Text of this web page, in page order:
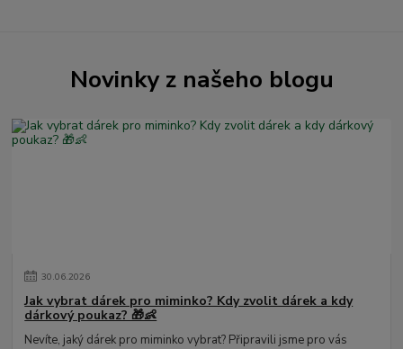
Novinky z našeho blogu
30.06.2026
Jak vybrat dárek pro miminko? Kdy zvolit dárek a kdy
dárkový poukaz? 🎁👶
Nevíte, jaký dárek pro miminko vybrat? Připravili jsme pro vás